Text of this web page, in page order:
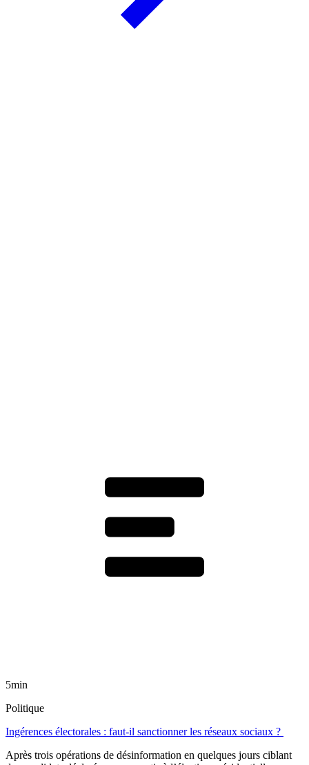
5min
Politique
Ingérences électorales : faut-il sanctionner les réseaux sociaux ?
Après trois opérations de désinformation en quelques jours ciblant